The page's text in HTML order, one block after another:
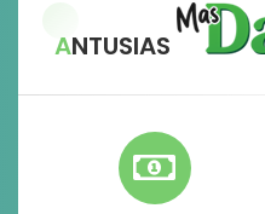
ANTUSIAS